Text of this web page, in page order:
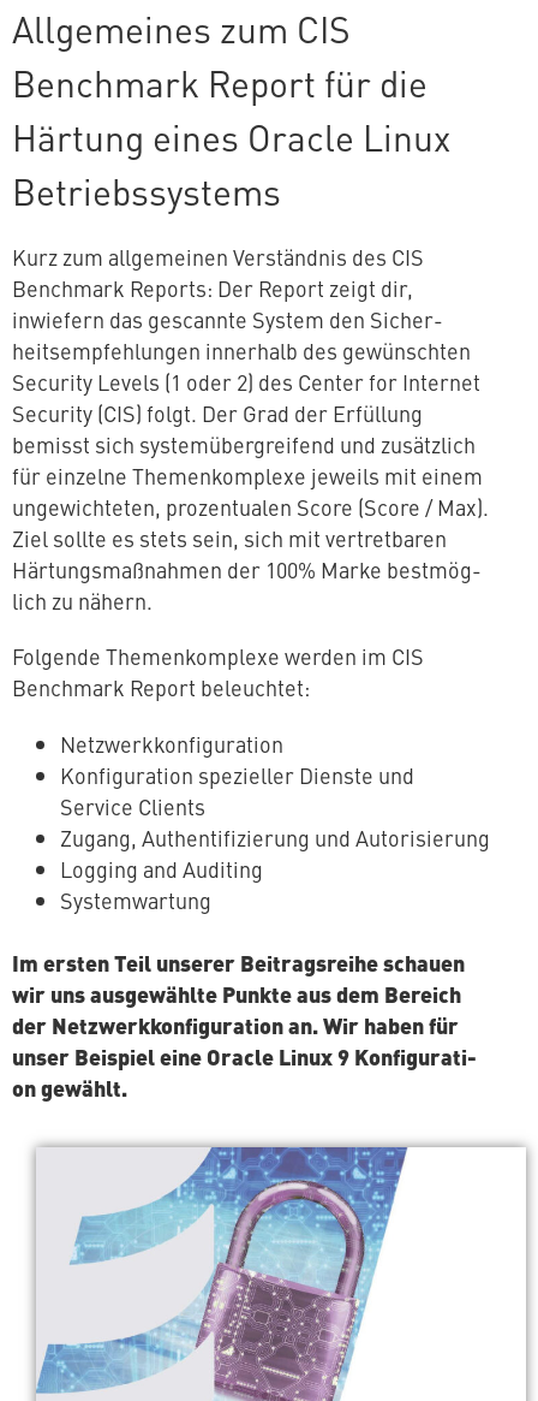
All­ge­mei­nes zum CIS
Benchmark Report für die
Härtung eines Oracle Linux
Betriebssystems
Kurz zum all­ge­mei­nen Ver­ständ­nis des CIS
Benchmark Reports: Der Report zeigt dir,
inwiefern das gescannte System den Si­cher­
heits­emp­feh­lun­gen innerhalb des ge­wünsch­ten
Security Levels (1 oder 2) des Center for Internet
Security (CIS) folgt. Der Grad der Erfüllung
bemisst sich sys­tem­über­grei­fend und zu­sätz­lich
für einzelne The­men­kom­ple­xe jeweils mit einem
un­ge­wich­te­ten, pro­zen­tua­len Score (Score / Max).
Ziel sollte es stets sein, sich mit ver­tret­ba­ren
Här­tungs­maß­nah­men der 100% Marke best­mög­
lich zu nähern.
Folgende The­men­kom­ple­xe werden im CIS
Benchmark Report beleuchtet:
Netz­werk­kon­fi­gu­ra­ti­on
Kon­fi­gu­ra­ti­on spe­zi­el­ler Dienste und
Service Clients
Zugang, Au­then­ti­fi­zie­rung und Autorisierung
Logging and Auditing
Sys­tem­war­tung
Im ersten Teil unserer Bei­trags­rei­he schauen
wir uns aus­ge­wähl­te Punkte aus dem Bereich
der Netz­werk­kon­fi­gu­ra­ti­on an. Wir haben für
unser Beispiel eine Oracle Linux 9 Kon­fi­gu­ra­ti­
on gewählt.